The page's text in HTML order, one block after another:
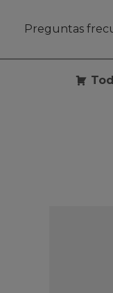
Preguntas